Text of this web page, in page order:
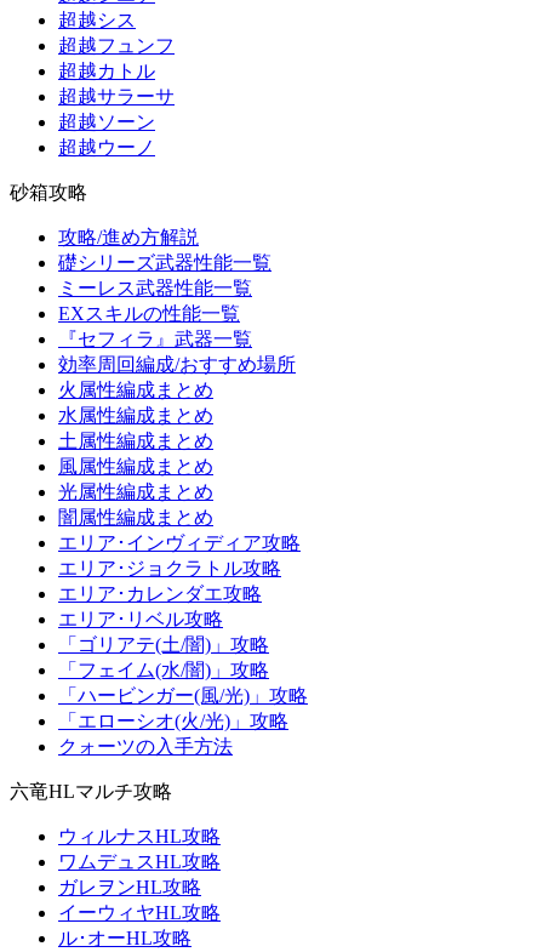
超越シス
超越フュンフ
超越カトル
超越サラーサ
超越ソーン
超越ウーノ
砂箱攻略
攻略/進め方解説
礎シリーズ武器性能一覧
ミーレス武器性能一覧
EXスキルの性能一覧
『セフィラ』武器一覧
効率周回編成/おすすめ場所
火属性編成まとめ
水属性編成まとめ
土属性編成まとめ
風属性編成まとめ
光属性編成まとめ
闇属性編成まとめ
エリア･インヴィディア攻略
エリア･ジョクラトル攻略
エリア･カレンダエ攻略
エリア･リベル攻略
「ゴリアテ(土/闇)」攻略
「フェイム(水/闇)」攻略
「ハービンガー(風/光)」攻略
「エローシオ(火/光)」攻略
クォーツの入手方法
六竜HLマルチ攻略
ウィルナスHL攻略
ワムデュスHL攻略
ガレヲンHL攻略
イーウィヤHL攻略
ル･オーHL攻略